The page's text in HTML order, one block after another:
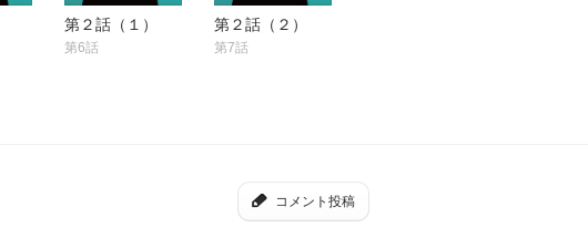
第２話（１）
第6話
第２話（２）
第7話
コメント投稿